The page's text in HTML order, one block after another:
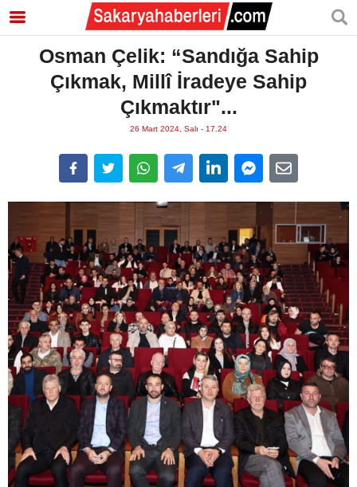
Osman Çelik: “Sandığa Sahip
Çıkmak, Millî İradeye Sahip
Çıkmaktır"...
26 Mart 2024, Salı - 17.24